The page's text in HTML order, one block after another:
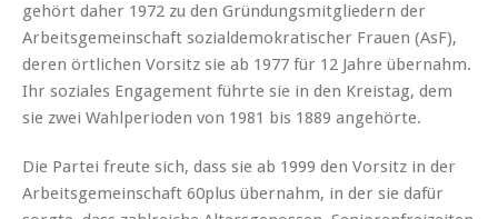
gehört daher 1972 zu den Gründungsmitgliedern der
Arbeitsgemeinschaft sozialdemokratischer Frauen (AsF),
deren örtlichen Vorsitz sie ab 1977 für 12 Jahre übernahm.
Ihr soziales Engagement führte sie in den Kreistag, dem
sie zwei Wahlperioden von 1981 bis 1889 angehörte.
Die Partei freute sich, dass sie ab 1999 den Vorsitz in der
Arbeitsgemeinschaft 60plus übernahm, in der sie dafür